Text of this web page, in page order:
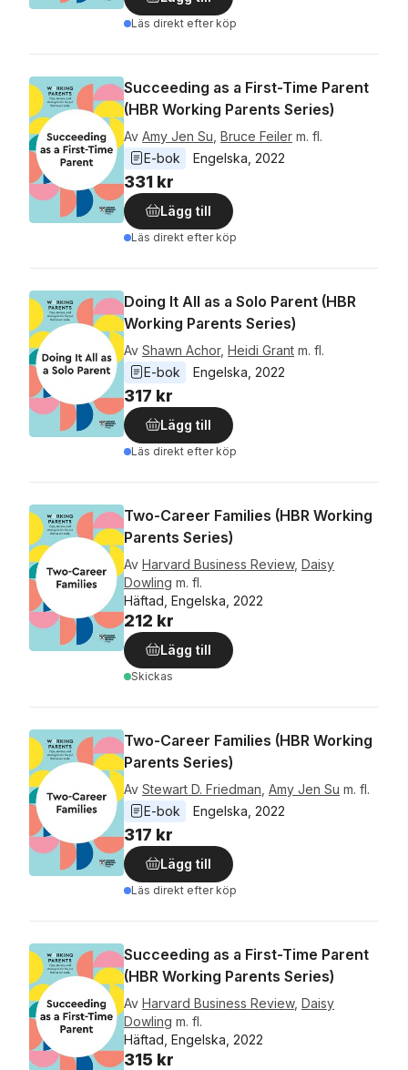
Läs direkt efter köp
Succeeding as a First-Time Parent
(HBR Working Parents Series)
Av Amy Jen Su Bruce Feiler m. fl.
E-bok
Engelska 2022
331 kr
Lägg till
Läs direkt efter köp
Doing It All as a Solo Parent (HBR
Working Parents Series)
Av Shawn Achor, Heidi Grant m. fl.
E-bok
Engelska 2022
317 kr
Lägg till
Läs direkt efter köp
Two-Career Families (HBR Working
Parents Series)
Av Harvard Business Review, Daisy
Dowling m. fl.
Häftad, Engelska, 2022
212 kr
Lägg till
Skickas
Two-Career Families (HBR Working
Parents Series)
Av Stewart D. Friedman Amy Jen Su m. fl.
E-bok
Engelska 2022
317 kr
Lägg till
Läs direkt efter köp
Succeeding as a First-Time Parent
(HBR Working Parents Series)
Av Harvard Business Review, Daisy
Dowling m. fl.
Häftad, Engelska, 2022
315 kr